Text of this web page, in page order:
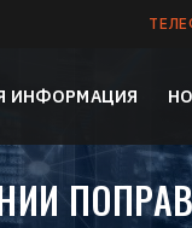
ИНФОРМАЦИЯ